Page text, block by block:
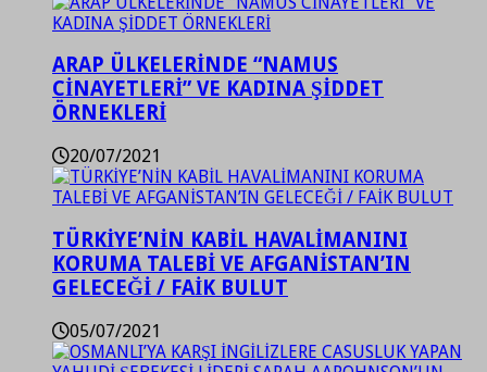
ARAP ÜLKELERİNDE “NAMUS
CİNAYETLERİ” VE KADINA ŞİDDET
ÖRNEKLERİ
20/07/2021
TÜRKİYE’NİN KABİL HAVALİMANINI
KORUMA TALEBİ VE AFGANİSTAN’IN
GELECEĞİ / FAİK BULUT
05/07/2021